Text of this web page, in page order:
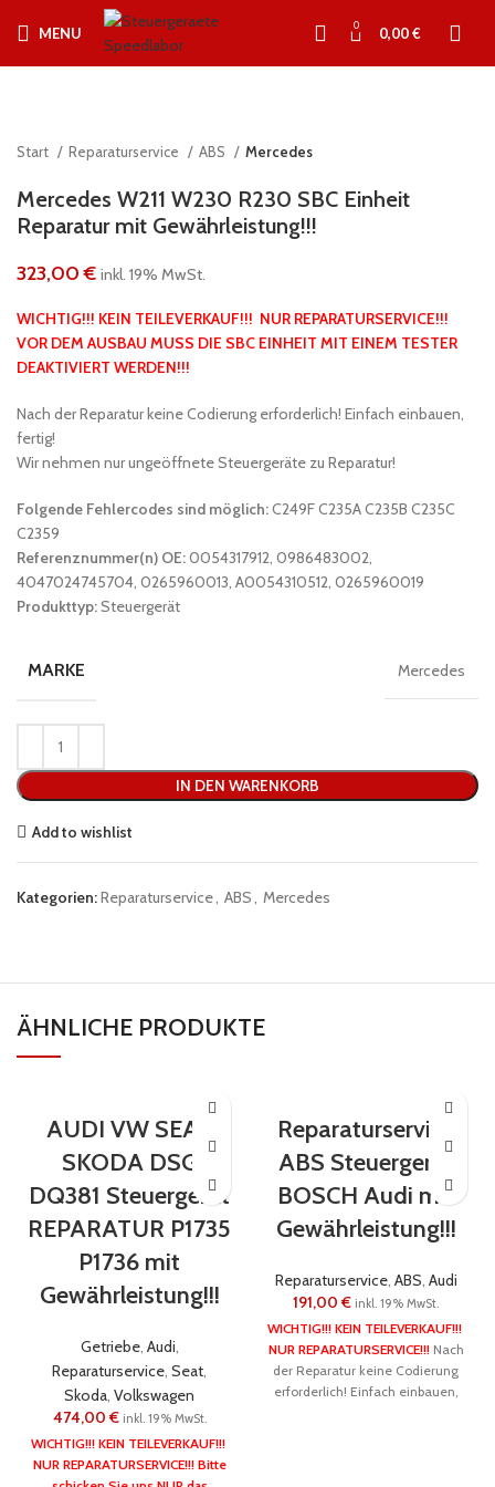
MENU 0 0,00€
Start Reparaturservice ABS Mercedes
Mercedes W211 W230 R230 SBC Einheit
Reparatur mit Gewährleistung!!!
323,00€ inkl. 19% MwSt.
WICHTIG!!! KEIN TEILEVERKAUF!!! NUR REPARATURSERVICE!!!
VOR DEM AUSBAU MUSS DIE SBC EINHEIT MIT EINEM TESTER
DEAKTIVIERT WERDEN!!!
Nach der Reparatur keine Codierung erforderlich! Einfach einbauen,
fertig!
Wir nehmen nur ungeöffnete Steuergeräte zu Reparatur!
Folgende Fehlercodes sind möglich:C249F C235A C235B C235C
C2359
Referenznummer(n) OE:0054317912, 0986483002,
4047024745704, 0265960013, A0054310512, 0265960019
Produkttyp:Steuergerät
MARKE Mercedes
IN DEN WARENKORB
Add to wishlist
Kategorien:Reparaturservice, ABS, Mercedes
ÄHNLICHE PRODUKTE
AUDI VW SEAT
SKODA DSG
DQ381 Steuergerät
REPARATUR P1735
P1736 mit
Gewährleistung!!!
Getriebe, Audi,
Reparaturservice, Seat,
Skoda, Volkswagen
474,00€ inkl. 19% MwSt.
WICHTIG!!! KEIN TEILEVERKAUF!!!
NUR REPARATURSERVICE!!! Bitte
Reparaturservice
ABS Steuergerät
BOSCH Audi mit
Gewährleistung!!!
Reparaturservice, ABS, Audi
191,00€ inkl. 19% MwSt.
WICHTIG!!! KEIN TEILEVERKAUF!!!
NUR REPARATURSERVICE!!!Nach
der Reparatur keine Codierung
erforderlich! Einfach einbauen,